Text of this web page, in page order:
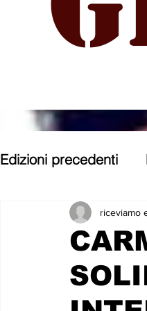
Edizioni precedenti
Parole, pensieri,
Con gli occhi di
riceviamo